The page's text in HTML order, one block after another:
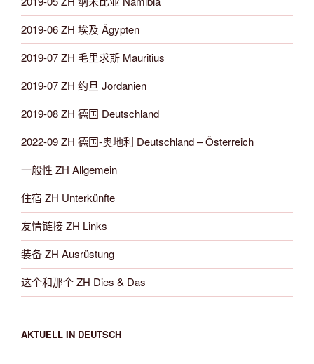
2019-06 ZH 埃及 Ägypten
2019-07 ZH 毛里求斯 Mauritius
2019-07 ZH 约旦 Jordanien
2019-08 ZH 德国 Deutschland
2022-09 ZH 德国-奥地利 Deutschland – Österreich
一般性 ZH Allgemein
住宿 ZH Unterkünfte
友情链接 ZH Links
装备 ZH Ausrüstung
这个和那个 ZH Dies & Das
AKTUELL IN DEUTSCH